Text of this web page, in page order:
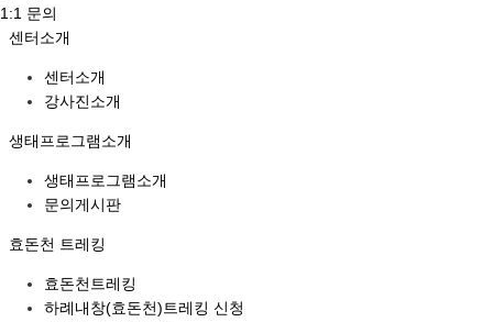
1:1 문의
센터소개
센터소개
강사진소개
생태프로그램소개
생태프로그램소개
문의게시판
효돈천 트레킹
효돈천트레킹
하례내창(효돈천)트레킹 신청